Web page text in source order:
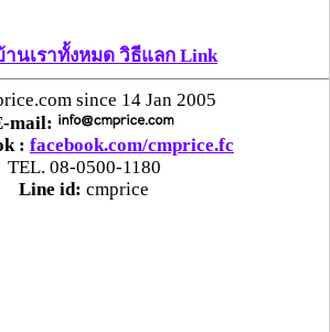
ตัวระบบ “e-WorkPermit” ลงทะเบียน
13 ต.ค. นี้
รวจคุณภาพน้ำแม่น้ำกก-แม่น้ำสาย-
น้ำโขง พื้นที่เชียงใหม่-เชียงราย ครั้งที่
สูงเกินค่ามาตรฐาน“
านเราทั้งหมด วิธีแลก Link
since 14 Jan 2005
mail:
: facebook.com/cmprice.fc
TEL. 08-0500-1180
Line id: cmprice